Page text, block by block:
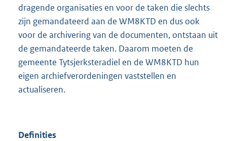
dragende organisaties en voor de taken die slechts
zijn gemandateerd aan de WM8KTD en dus ook
voor de archivering van de documenten, ontstaan uit
de gemandateerde taken. Daarom moeten de
gemeente Tytsjerksteradiel en de WM8KTD hun
eigen archiefverordeningen vaststellen en
actualiseren.
Definities